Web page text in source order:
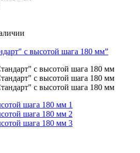
с высотой шага 180 мм”